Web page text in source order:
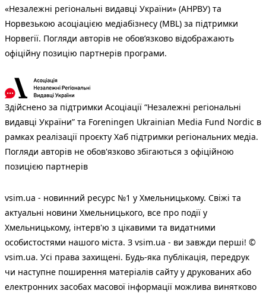
«Незалежні регіональні видавці України» (АНРВУ) та
Норвезькою асоціацією медіабізнесу (MBL) за підтримки
Норвегії. Погляди авторів не обов’язково відображають
офіційну позицію партнерів програми.
Здійснено за підтримки Асоціації “Незалежні регіональні
видавці України” та Foreningen Ukrainian Media Fund Nordic в
рамках реалізації проєкту Хаб підтримки регіональних медіа.
Погляди авторів не обов'язково збігаються з офіційною
позицією партнерів
vsim.ua - новинний ресурс №1 у Хмельницькому. Свіжі та
актуальні новини Хмельницького, все про події у
Хмельницькому, інтерв'ю з цікавими та видатними
особистостями нашого міста. З vsim.ua - ви завжди перші! ©
vsim.ua. Усі права захищені. Будь-яка публiкацiя, передрук
чи наступне поширення матеріалів сайту у друкованих або
електронних засобах масової інформації можлива винятково